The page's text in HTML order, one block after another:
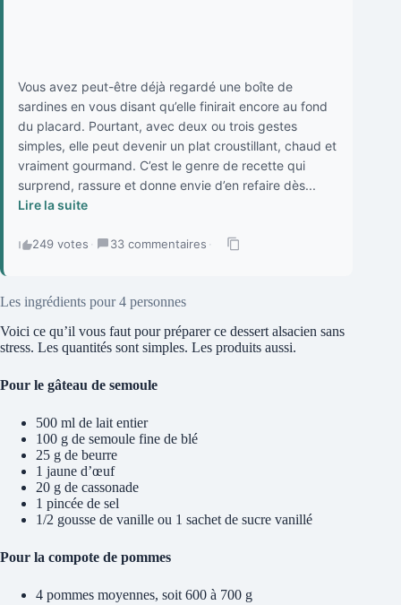
Vous avez peut-être déjà regardé une boîte de
sardines en vous disant qu’elle finirait encore au fond
du placard. Pourtant, avec deux ou trois gestes
simples, elle peut devenir un plat croustillant, chaud et
vraiment gourmand. C’est le genre de recette qui
surprend, rassure et donne envie d’en refaire dès...
Lire la suite
249 votes · 33 commentaires ·
Les ingrédients pour 4 personnes
Voici ce qu’il vous faut pour préparer ce dessert alsacien sans
stress. Les quantités sont simples. Les produits aussi.
Pour le gâteau de semoule
500 ml de lait entier
100 g de semoule fine de blé
25 g de beurre
1 jaune d’œuf
20 g de cassonade
1 pincée de sel
1/2 gousse de vanille ou 1 sachet de sucre vanillé
Pour la compote de pommes
4 pommes moyennes, soit 600 à 700 g